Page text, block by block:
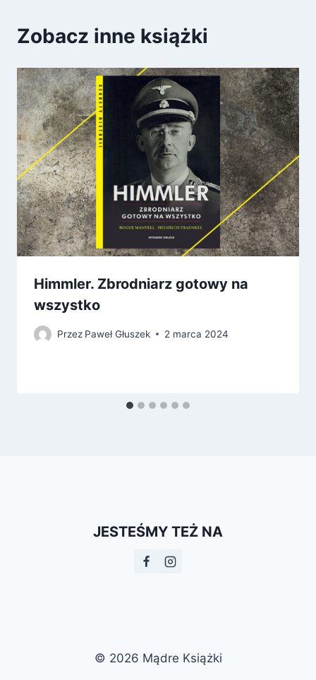
Zobacz inne książki
Himmler. Zbrodniarz gotowy na
wszystko
Przez Paweł Głuszek 2 marca 2024
JESTEŚMY TEŻ NA
© 2026 Mądre Książki